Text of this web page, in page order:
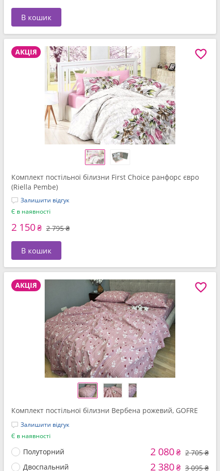
В кошик
АКЦІЯ
Комплект постільної білизни First Choice ранфорс євро
(Riella Pembe)
Залишити відгук
Є в наявності
2 150₴ 2 795 ₴
В кошик
АКЦІЯ
Комплект постільної білизни Вербена рожевий, GOFRE
Залишити відгук
Є в наявності
Полуторний 2 080₴ 2 705 ₴
Двоспальний
2 380₴ 3 095 ₴